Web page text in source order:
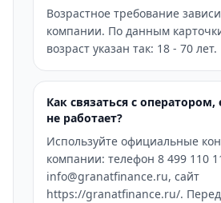
Возрастное требование
компании. По данным
возраст указан так: 18 - 70 лет.
Как связаться с оператором,
не работает?
Используйте официальные
компании: телефон 8 499 110
info@granatfinance.ru, сайт
https://granatfinance.ru/.